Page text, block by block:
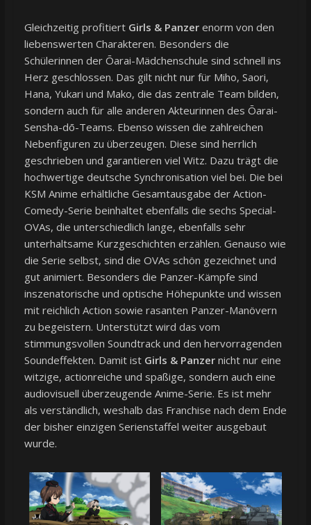
Gleichzeitig profitiert Girls & Panzerenorm von den
liebenswerten Charakteren. Besonders die
Schülerinnen der Ōarai-Mädchenschule sind schnell ins
Herz geschlossen. Das gilt nicht nur für Miho, Saori,
Hana, Yukari und Mako, die das zentrale Team bilden,
sondern auch für alle anderen Akteurinnen des Ōarai-
Sensha-dō-Teams. Ebenso wissen die zahlreichen
Nebenfiguren zu überzeugen. Diese sind herrlich
geschrieben und garantieren viel Witz. Dazu trägt die
hochwertige deutsche Synchronisation viel bei. Die bei
KSM Anime erhältliche Gesamtausgabe der Action-
Comedy-Serie beinhaltet ebenfalls die sechs Special-
OVAs, die unterschiedlich lange, ebenfalls sehr
unterhaltsame Kurzgeschichten erzählen. Genauso wie
die Serie selbst, sind die OVAs schön gezeichnet und
gut animiert. Besonders die Panzer-Kämpfe sind
inszenatorische und optische Höhepunkte und wissen
mit reichlich Action sowie rasanten Panzer-Manövern
zu begeistern. Unterstützt wird das vom
stimmungsvollen Soundtrack und den hervorragenden
Soundeffekten. Damit ist Girls & Panzernicht nur eine
witzige, actionreiche und spaßige, sondern auch eine
audiovisuell überzeugende Anime-Serie. Es ist mehr
als verständlich, weshalb das Franchise nach dem Ende
der bisher einzigen Serienstaffel weiter ausgebaut
wurde.